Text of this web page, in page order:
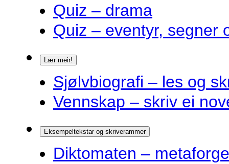
Quiz – drama
Quiz – eventyr, segner
Lær meir!
Sjølvbiografi – les og
Vennskap – skriv ei
Eksempeltekstar og skriverammer
Diktomaten –